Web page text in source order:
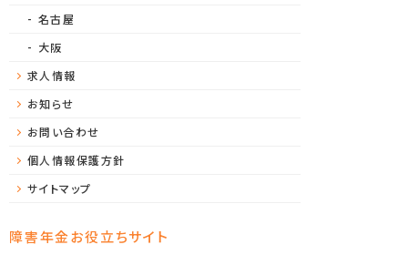
名古屋
大阪
求人情報
お知らせ
お問い合わせ
個人情報保護方針
サイトマップ
障害年金お役立ちサイト